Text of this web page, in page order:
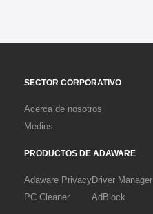
SECTOR CORPORATIVO
Acerca de nosotros
Medios
PRODUCTOS DE ADAWARE
Adaware Privacy
PC Cleaner
Driver Manager
AdBlock